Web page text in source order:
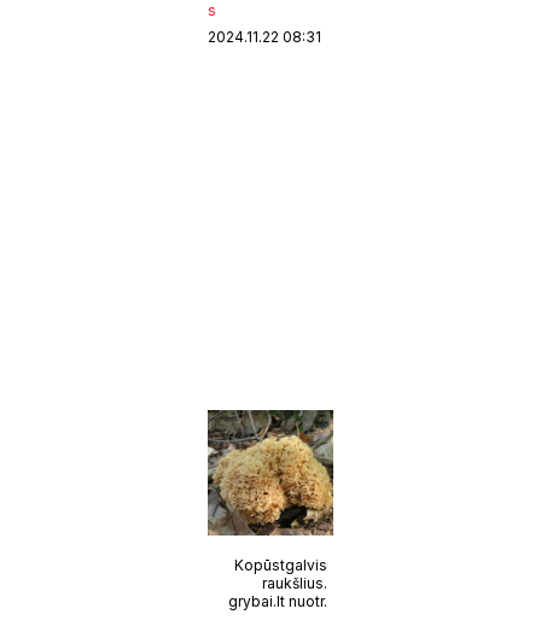
s
2024.11.22 08:31
Kopūstgalvis
raukšlius.
grybai.lt nuotr.